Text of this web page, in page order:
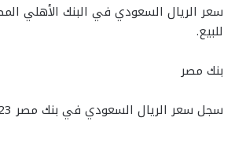
للبيع.
بنك مصر
سجل سعر الريال السعودي في بنك مصر 14.23جنيه للشراء.